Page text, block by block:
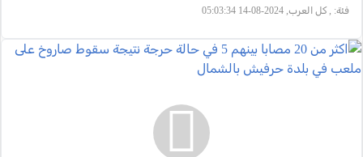
فئة: , كل العرب, 2024-08-14 05:03:34